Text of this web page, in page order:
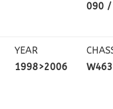
090 /
YEAR
1998>2006
W463